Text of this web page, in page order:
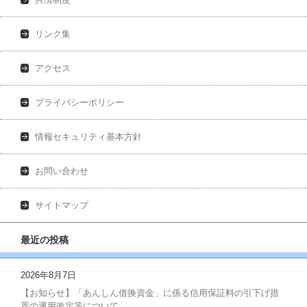
リンク集
アクセス
プライバシーポリシー
情報セキュリティ基本方針
お問い合わせ
サイトマップ
最近の投稿
2026年8月7日
【お知らせ】「あんしん借換資金」に係る信用保証料の引下げ措